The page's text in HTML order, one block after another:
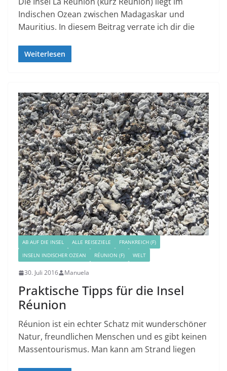
Indischen Ozean zwischen Madagaskar und
Mauritius. In diesem Beitrag verrate ich dir die
Weiterlesen
AB AUF DIE INSEL ALLE REISEZIELE
FRANKREICH (F)
INSELN INDISCHER OZEAN
RÉUNION (F) WELT
30. Juli 2016 Manuela
Praktische Tipps für die Insel
Réunion
Réunion ist ein echter Schatz mit wunderschöner
Natur, freundlichen Menschen und es gibt keinen
Massentourismus. Man kann am Strand liegen